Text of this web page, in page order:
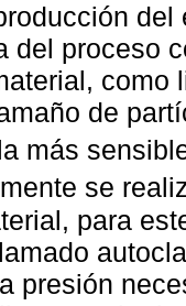
del proceso
como
de
más
se
para
presión